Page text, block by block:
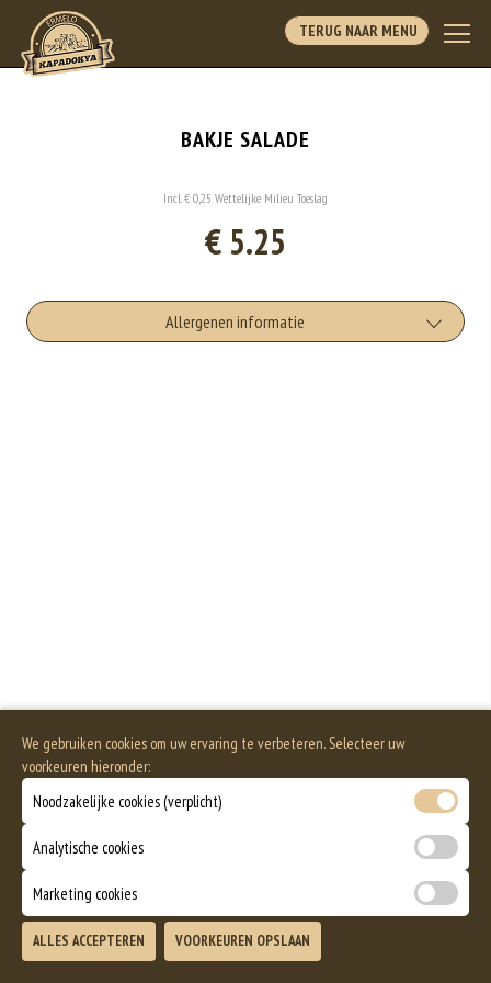
TERUG NAAR MENU
BAKJE SALADE
Incl. € 0,25 Wettelijke Milieu Toeslag
€ 5.25
Allergenen informatie
We gebruiken cookies om uw ervaring te verbeteren. Selecteer uw
voorkeuren hieronder:
Noodzakelijke cookies (verplicht)
Analytische cookies
Marketing cookies
ALLES ACCEPTEREN VOORKEUREN OPSLAAN